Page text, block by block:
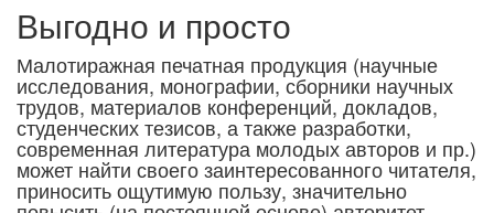
Выгодно и просто
Малотиражная печатная продукция (научные
исследования, монографии, сборники научных
трудов, материалов конференций, докладов,
студенческих тезисов, а также разработки,
современная литература молодых авторов и пр.)
может найти своего заинтересованного читателя,
приносить ощутимую пользу, значительно